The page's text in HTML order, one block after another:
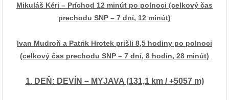
Mikuláš Kéri – Príchod 12 minút po polnoci (celkový čas
prechodu SNP – 7 dní, 12 minút)
Ivan Mudroň a Patrik Hrotek prišli 8,5 hodiny po polnoci
(celkový čas prechodu SNP – 7 dní, 8 hodín, 28 minút)
1. DEŇ: DEVÍN – MYJAVA (131,1 km / +5057 m)